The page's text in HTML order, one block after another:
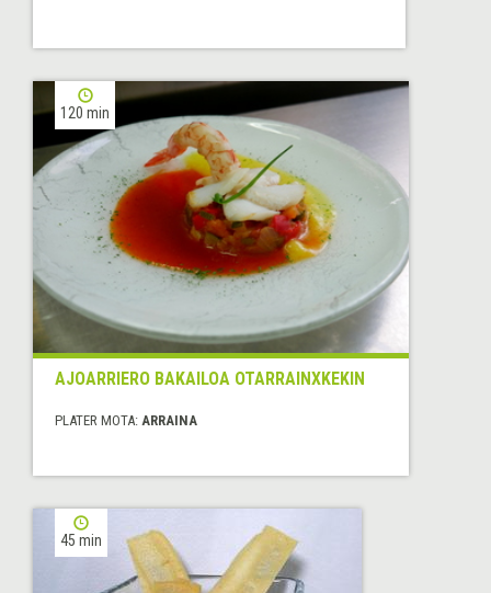
120 min
AJOARRIERO BAKAILOA OTARRAINXKEKIN
PLATER MOTA: ARRAINA
45 min